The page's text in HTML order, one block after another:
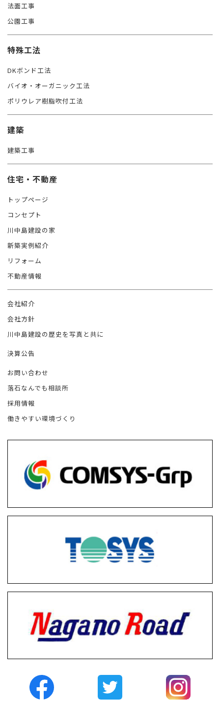
法面工事
公園工事
特殊工法
DKボンド工法
バイオ・オーガニック工法
ポリウレア樹脂吹付工法
建築
建築工事
住宅・不動産
トップページ
コンセプト
川中島建設の家
新築実例紹介
リフォーム
不動産情報
会社紹介
会社方針
川中島建設の歴史を写真と共に
決算公告
お問い合わせ
落石なんでも相談所
採用情報
働きやすい環境づくり